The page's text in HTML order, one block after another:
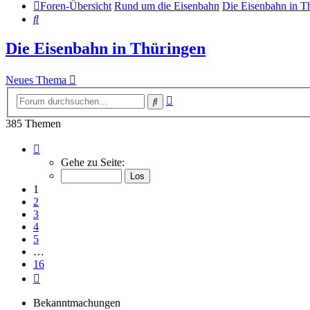
Foren-Übersicht Rund um die Eisenbahn Die Eisenbahn in
Suche
Die Eisenbahn in Thüringen
Neues Thema
Suche
385 Themen
von
Gehe zu Seite:
1
2
3
4
5
…
16
Bekanntmachungen